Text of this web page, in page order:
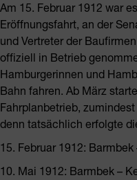
Am 15. Februar 1912 war
Eröffnungsfahrt, an der
und Vertreter der
offiziell in Betrieb
Hamburgerinnen und
Bahn fahren. Ab März
Fahrplanbetrieb,
denn tatsächlich erfolgte
15. Februar 1912:
10. Mai 1912: Barmbek –